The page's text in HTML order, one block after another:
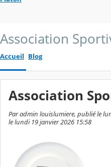
Association
Accueil Blog
Association
Par admin louislumiere, publié le
le lundi 19 janvier 2026 15:58